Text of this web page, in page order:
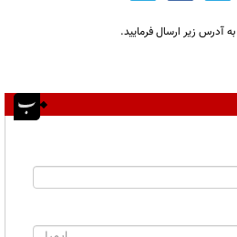
آدرس زیر ارسال فرمایید.